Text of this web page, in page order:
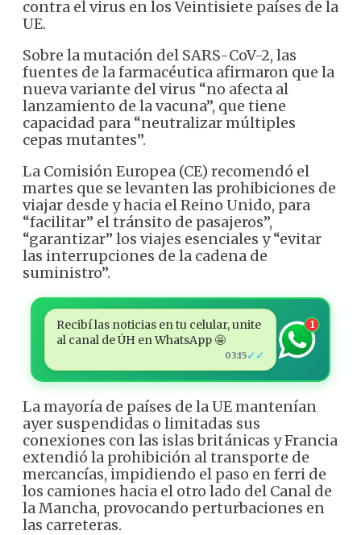
contra el virus en los Veintisiete países de la
UE.
Sobre la mutación del SARS-CoV-2, las
fuentes de la farmacéutica afirmaron que la
nueva variante del virus “no afecta al
lanzamiento de la vacuna”, que tiene
capacidad para “neutralizar múltiples
cepas mutantes”.
La Comisión Europea (CE) recomendó el
martes que se levanten las prohibiciones de
viajar desde y hacia el Reino Unido, para
“facilitar” el tránsito de pasajeros”,
“garantizar” los viajes esenciales y “evitar
las interrupciones de la cadena de
suministro”.
Recibí las noticias en tu celular, unite
al canal de ÚH en WhatsApp 🤩
03:15✓✓
1
La mayoría de países de la UE mantenían
ayer suspendidas o limitadas sus
conexiones con las islas británicas y Francia
extendió la prohibición al transporte de
mercancías, impidiendo el paso en ferri de
los camiones hacia el otro lado del Canal de
la Mancha, provocando perturbaciones en
las carreteras.